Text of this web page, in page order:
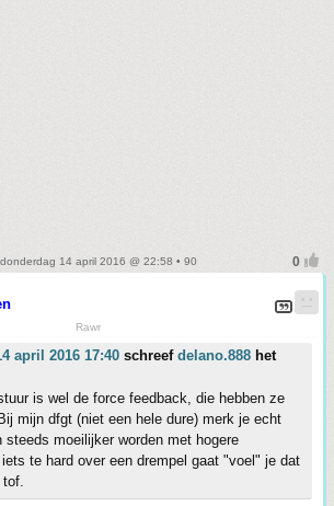
donderdag 14 april 2016 @ 22:58 • 90
Rawr
april 2016 17:40 schreef delano.888 het
is wel de force feedback, die hebben ze
mijn dfgt (niet een hele dure) merk je echt
steeds moeilijker worden met hogere
te hard over een drempel gaat "voel" je dat
tof.